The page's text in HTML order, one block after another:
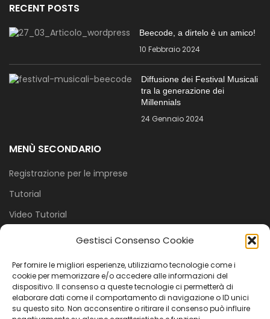
Gestisci Consenso Cookie
Per fornire le migliori esperienze, utilizziamo tecnologie come i
cookie per memorizzare e/o accedere alle informazioni del
dispositivo. Il consenso a queste tecnologie ci permetterà di
elaborare dati come il comportamento di navigazione o ID unici
su questo sito. Non acconsentire o ritirare il consenso può influire
RECENT POSTS
Beecode, a dirtelo è un amico!
10 Febbraio 2024
Diffusione dei Festival Musicali
tra la generazione dei
Millennials
24 Gennaio 2024
MENÙ SECONDARIO
Registrazione per le imprese
Tutorial
Video Tutorial
Cookie Policy (UE)
PRIVACY E COOKIE
Perché Beecode?
Come Funziona?